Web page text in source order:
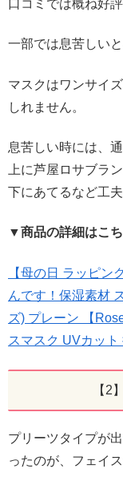
口コミでは概ね好評
一部では息苦しい
マスクはワンサイ
しれません。
息苦しい時には、
上に芦屋ロサブラ
下にあてるなど工
▼商品の詳細はこ
【母の日 ラッピン
んです！保湿素材
ズ) プレーン 【
スマスク UVカッ
【2
プリーツタイプが
ったのが、フェイ